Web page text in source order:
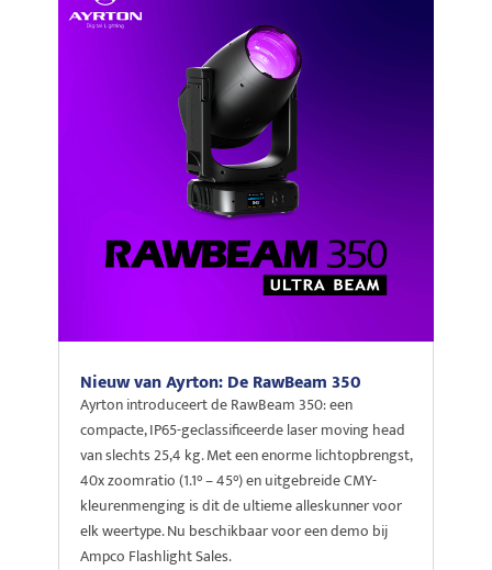
Nieuw van Ayrton: De RawBeam 350
Ayrton introduceert de RawBeam 350: een
compacte, IP65-geclassificeerde laser moving head
van slechts 25,4 kg. Met een enorme lichtopbrengst,
40x zoomratio (1.1° – 45°) en uitgebreide CMY-
kleurenmenging is dit de ultieme alleskunner voor
elk weertype. Nu beschikbaar voor een demo bij
Ampco Flashlight Sales.